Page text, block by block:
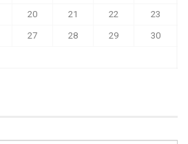
20 21 22 23
27 28 29 30